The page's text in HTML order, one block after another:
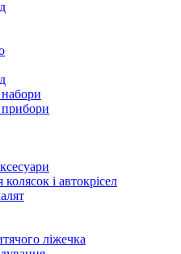
прибори
і автокрісел
ліжечка